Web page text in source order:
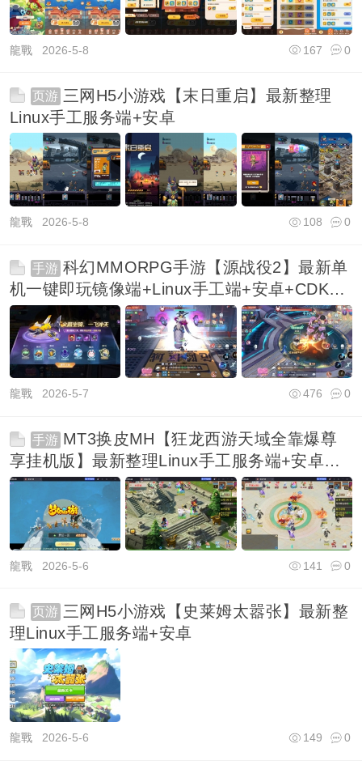
龍戰2026-5-8 0
167
页游 三网H5小游戏【末日重启】最新整理
Linux手工服务端+安卓
龍戰2026-5-8 0
108
手游 科幻MMORPG手游【源战役2】最新单
机一键即玩镜像端+Linux手工端+安卓+CDK授
权后台+全
龍戰2026-5-7 0
476
手游 MT3换皮MH【狂龙西游天域全靠爆尊
享挂机版】最新整理Linux手工服务端+安卓苹
果双端+GM
龍戰2026-5-6 0
141
页游 三网H5小游戏【史莱姆太嚣张】最新整
理Linux手工服务端+安卓
龍戰2026-5-6 0
149